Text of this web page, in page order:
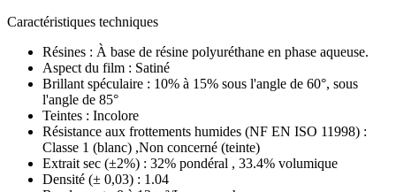
Caractéristiques techniques
Résines : À base de résine polyuréthane en phase aqueuse.
Aspect du film : Satiné
Brillant spéculaire : 10% à 15% sous l'angle de 60°, sous
l'angle de 85°
Teintes : Incolore
Résistance aux frottements humides (NF EN ISO 11998) :
Classe 1 (blanc) ,Non concerné (teinte)
Extrait sec (±2%) : 32% pondéral , 33.4% volumique
Densité (± 0,03) : 1.04